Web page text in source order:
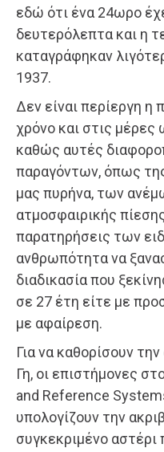
εδώ ότι ένα 24ωρο
δευτερόλεπτα και η
καταγράφηκαν
1937.
Δεν είναι περίεργη
χρόνο και στις
καθώς αυτές
παραγόντων, όπως
μας πυρήνα, των
ατμοσφαιρικής
παρατηρήσεις των
ανθρωπότητα να
διαδικασία που
σε 27 έτη είτε με
με αφαίρεση.
Για να καθορίσουν
Γη, οι επιστήμονες
and Reference
υπολογίζουν την
συγκεκριμένο αστέρι